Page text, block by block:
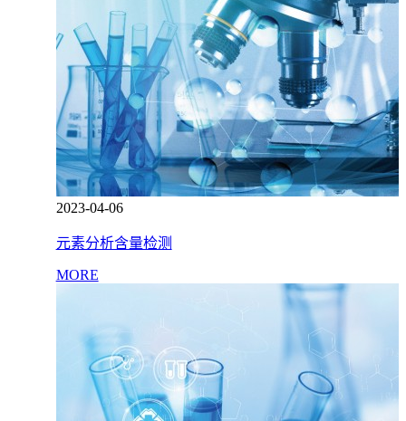
2023-04-06
元素分析含量检测
MORE